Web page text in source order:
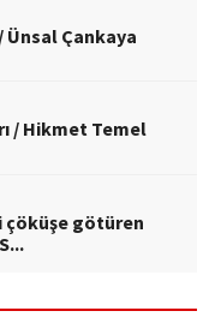
Çankaya
/ Hikmet Temel
götüren